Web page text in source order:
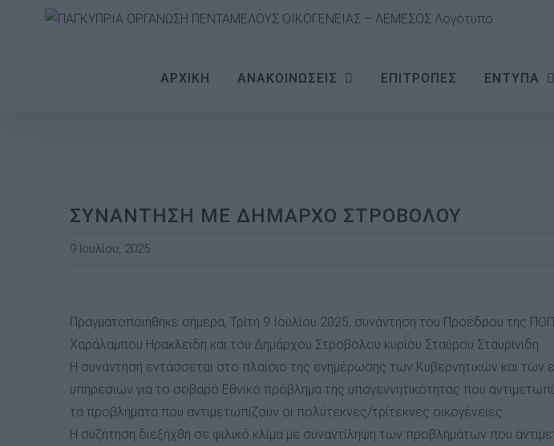
ΑΡΧΙΚΗ
ΑΝΑΚΟΙΝΩΣΕΙΣ ΕΠΙΤΡΟΠΕΣ ΕΝΤΥΠΑ
ΣΥΝΑΝΤΗΣΗ ΜΕ ΔΗΜΑΡΧΟ ΣΤΡΟΒΟΛΟΥ
9 Ιουλίου, 2025
Larger
Image
Πραγματοποιήθηκε σήμερα, Τρίτη 9 Ιουλίου 2025, συνάντηση του Προέδρου της
Χαράλαμπου Ηρακλειδη και του Δημάρχου Στροβολου κυρίου Σταύρου Σταυρινιδη.
Η συνάντηση εντάσσεται στο πλαίσιο της ενημέρωσης των Κυβερνητικών και των
υπηρεσιών για το σοβαρό Εθνικό πρόβλημα της υπογεννητικότητας που
τα προβλήματα που αντιμετωπίζουν οι πολύτεκνες/τρίτεκνες οικογένειες.
Η συζήτηση διεξήχθη σε φιλικό κλίμα με συναντίληψη των προβλημάτων που